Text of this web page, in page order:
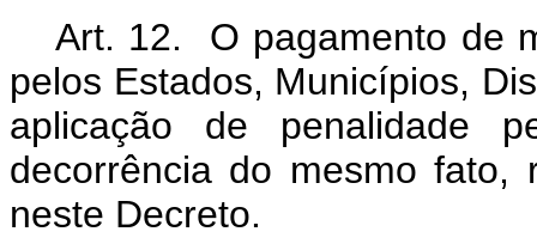
Art. 12. O pagamento de
pelos Estados, Municípios,
aplicação de penalidade
decorrência do mesmo fato,
neste Decreto.